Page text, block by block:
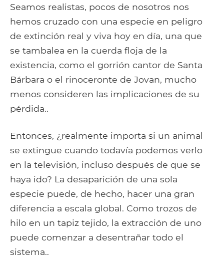
Seamos realistas, pocos de nosotros nos
hemos cruzado con una especie en peligro
de extinción real y viva hoy en día, una que
se tambalea en la cuerda floja de la
existencia, como el gorrión cantor de Santa
Bárbara o el rinoceronte de Jovan, mucho
menos consideren las implicaciones de su
pérdida..
Entonces, ¿realmente importa si un animal
se extingue cuando todavía podemos verlo
en la televisión, incluso después de que se
haya ido? La desaparición de una sola
especie puede, de hecho, hacer una gran
diferencia a escala global. Como trozos de
hilo en un tapiz tejido, la extracción de uno
puede comenzar a desentrañar todo el
sistema..